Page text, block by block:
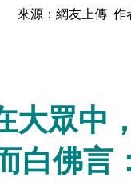
來源：網友上傳 作
大眾中
白佛言